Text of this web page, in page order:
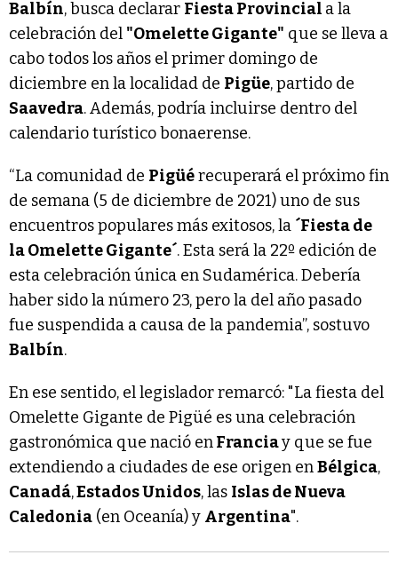
Balbín, busca declarar Fiesta Provincial a la
celebración del "Omelette Gigante" que se lleva a
cabo todos los años el primer domingo de
diciembre en la localidad de Pigüe, partido de
Saavedra. Además, podría incluirse dentro del
calendario turístico bonaerense.
“La comunidad de Pigüérecuperará el próximo fin
de semana (5 de diciembre de 2021) uno de sus
encuentros populares más exitosos, la ´Fiesta de
la Omelette Gigante´. Esta será la 22º edición de
esta celebración única en Sudamérica. Debería
haber sido la número 23, pero la del año pasado
fue suspendida a causa de la pandemia”, sostuvo
Balbín.
En ese sentido, el legislador remarcó: "La fiesta del
Omelette Gigante de Pigüé es una celebración
gastronómica que nació enFranciay que se fue
extendiendo a ciudades de ese origen enBélgica,
Canadá,Estados Unidos, las Islas de Nueva
Caledonia (en Oceanía) y Argentina".